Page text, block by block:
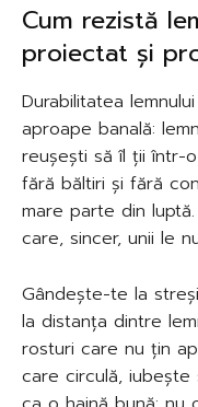
Cum rezistă
proiectat și
Durabilitatea
aproape banală:
reușești să îl ții într-
fără băltiri și fără
mare parte din
care, sincer, unii le
Gândește-te la
la distanța dintre
rosturi care nu țin
care circulă, iubește